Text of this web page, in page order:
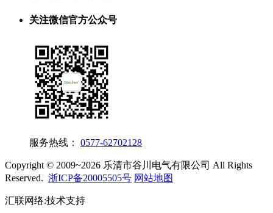
关注微信官方公众号
服务热线： 0577-62702128
Copyright © 2009~2026 乐清市谷川电气有限公司 All Rights
Reserved. 浙ICP备20005505号 网站地图
汇联网络:技术支持